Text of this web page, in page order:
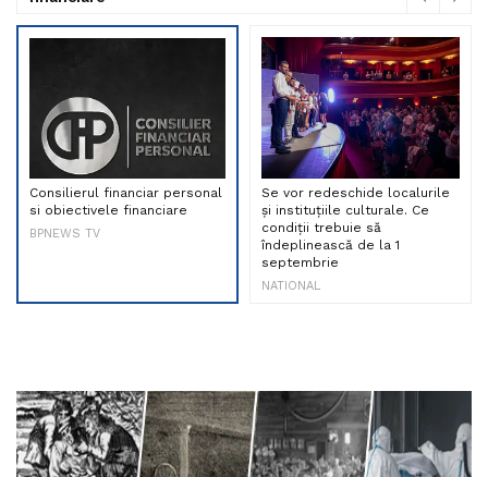
Consilierul financiar personal
si obiectivele financiare
BPNEWS TV
Se vor redeschide localurile
și instituțiile culturale. Ce
condiții trebuie să
îndeplinească de la 1
septembrie
NATIONAL